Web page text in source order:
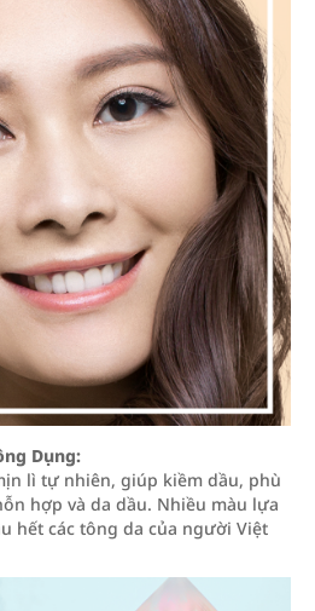
Dụng:
lì tự nhiên, giúp kiềm dầu, phù
hợp và da dầu. Nhiều màu lựa
hết các tông da của người Việt